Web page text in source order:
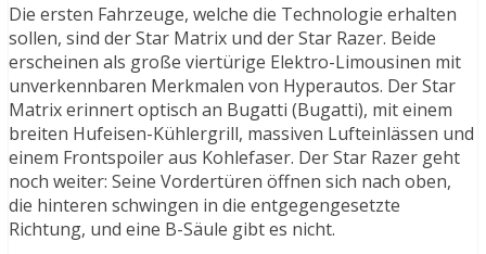
Die ersten Fahrzeuge, welche die Technologie erhalten
sollen, sind der Star Matrix und der Star Razer. Beide
erscheinen als große viertürige Elektro-Limousinen mit
unverkennbaren Merkmalen von Hyperautos. Der Star
Matrix erinnert optisch an Bugatti (Bugatti), mit einem
breiten Hufeisen-Kühlergrill, massiven Lufteinlässen und
einem Frontspoiler aus Kohlefaser. Der Star Razer geht
noch weiter: Seine Vordertüren öffnen sich nach oben,
die hinteren schwingen in die entgegengesetzte
Richtung, und eine B-Säule gibt es nicht.